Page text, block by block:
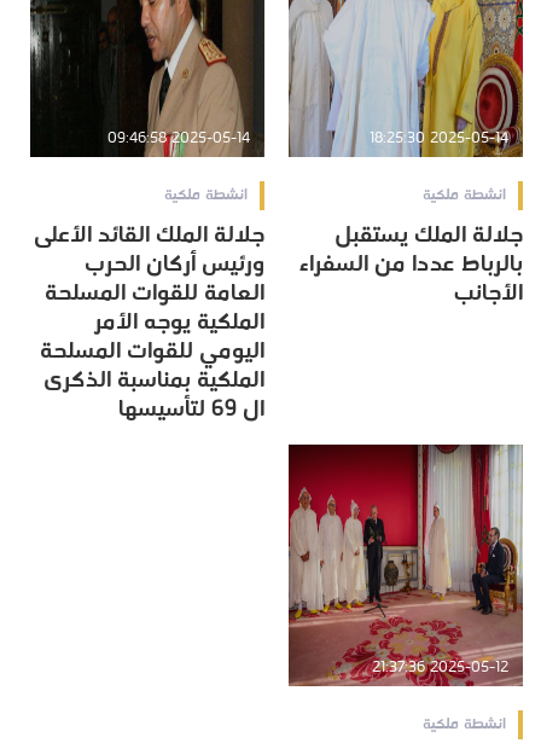
2025-05-14 18:25:30
انشطة ملكية
جلالة الملك يستقبل
بالرباط عددا من السفراء
الأجانب
2025-05-14 09:46:58
انشطة ملكية
جلالة الملك القائد الأعلى
ورئيس أركان الحرب
العامة للقوات المسلحة
الملكية يوجه الأمر
اليومي للقوات المسلحة
الملكية بمناسبة الذكرى
ال 69 لتأسيسها
2025-05-12 21:37:36
انشطة ملكية